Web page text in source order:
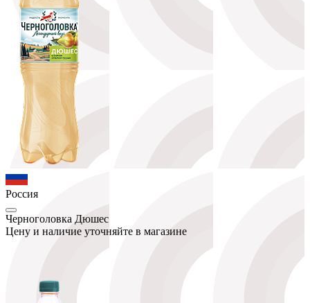
Россия
Черноголовка Дюшес
Цену и наличие уточняйте в магазине